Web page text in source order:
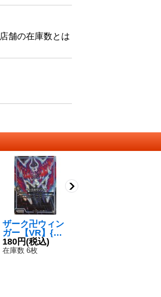
舗の在庫数とは
ザーク卍ウィン
ガー【VR】{RP
106/103}《G
R》
180円(税込)
在庫数 6枚